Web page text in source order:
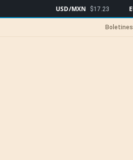
USD/MXN $17.23 EUR/MXN
Boletines